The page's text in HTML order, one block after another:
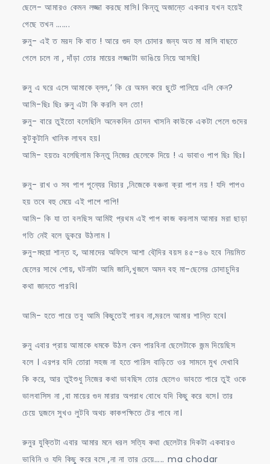
ছেলে- আমারও কেমন লজ্জা করছে মাসি। কিন্তু অজান্তে একবার যখন হয়েই
গেছে তখন …….
রুনু- এই ত মরদ কি বাত ! আরে গুদ হল চোদার জন্য অত মা মাসি বাছতে
গেলে চলে না , দাঁড়া তোর মায়ের লজ্জাটা ভাঙিয়ে নিয়ে আসছি।
রুনু এ ঘরে এসে আমাকে ব্লল,’ কি রে অমন করে ছুটে পালিয়ে এলি কেন?
আমি-ছিঃ ছিঃ রুনু এটা কি করলি বল তো!
রুনু- বারে তুইতো বলেছিলি অনেকদিন চোদন খাসনি কাউকে একটা পেলে গুদের
কুটকুটানি খানিক লাঘব হয়।
আমি- হয়তঃ বলেছিলাম কিন্তু নিজের ছেলেকে দিয়ে ! এ ভাবাও পাপ ছিঃ ছিঃ।
রুনু- রাখ ও সব পাপ পূন্যের বিচার ,নিজেকে বঞ্চনা ক্রা পাপ নয় ! যদি পাপও
হয় তবে বহু মেয়ে এই পাপে পাপি!
আমি- কি যা তা বলছিস আমিই প্রথম এই পাপ কাজ করলাম আমার মরা ছাড়া
গতি নেই বলে ডুকরে উঠলাম ।
রুনু-মহুয়া শান্ত হ, আমাদের অফিসে আশা বৌ্দির বয়স ৪৫-৪৬ হবে নিয়মিত
ছেলের সাথে শোয়, ঘটনাটা আমি জানি,খুজলে অমন বহু মা-ছেলের চোদাচুদির
কথা জানতে পারবি।
আমি- হতে পারে তবু আমি কিছুতেই পারব না,মরলে আমার শান্তি হবে।
রুনু এবার প্রায় আমাকে ধমকে উঠল কেন পারবিনা ছেলেটাকে জন্ম দিয়েছিস
বলে । এরপর যদি তোরা সহজ না হতে পারিস বাড়িতে ওর সামনে মুখ দেখাবি
কি করে, আর তুইশুধু নিজের কথা ভাবছিস তোর ছেলেও ভাবতে পারে তুই ওকে
ভালবাসিস না ,বা মায়ের গুদ মারার অপরাধ বোধে যদি কিছু করে বসে। তার
চেয়ে দুজনে সুখও লুটবি অথচ কাকপক্ষিতে টের পাবে না।
রুনুর যুক্তিটা এবার আমার মনে ধরল সত্যি কথা ছেলেটার দিকটা একবারও
ভাবিনি ও যদি কিছু করে বসে ,না না তার চেয়ে….. ma chodar